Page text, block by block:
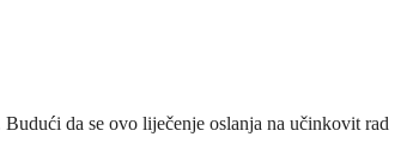
da se ovo liječenje oslanja na učinkovit rad